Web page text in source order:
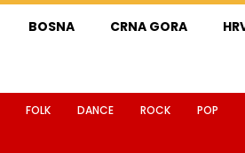
BOSNA CRNA GORA
FOLK DANCE ROCK POP